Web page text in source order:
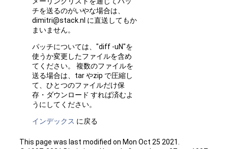
チを送るのがいやな場合は、
dimitri@stack.nl に直送してもか
まいません。
パッチについては、"diff -uN"を
使うか変更したファイルを含め
てください。 複数のファイルを
送る場合は、tar やzip で圧縮し
て、ひとつのファイルだけ保
存・ダウンロード すれば済むよ
うにしてください。
インデックス に戻る
This page was last modified on Mon Oct 25 2021.